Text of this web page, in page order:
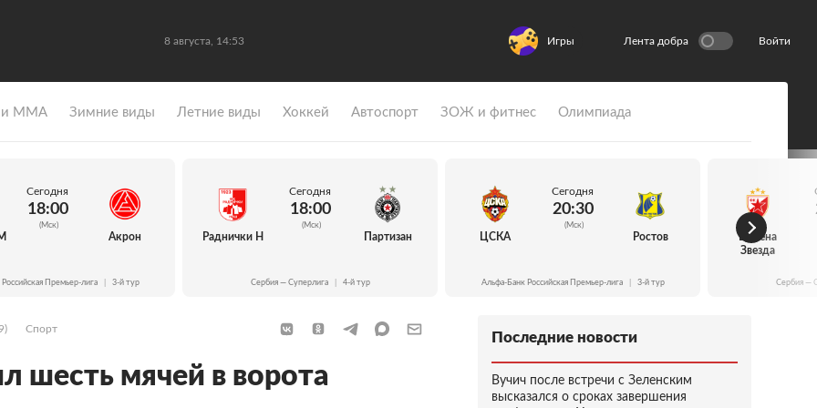
8 августа, 14:53 Игры Лента добра Войти
и ММА Зимние виды Летние виды Хоккей Автоспорт ЗОЖ и фитнес Олимпиада
Сегодня
18:00
(Мск)
Акрон
Премьер-лига 3-й тур
Раднички Н
Сегодня
18:00
(Мск)
Партизан
Сербия — Суперлига 4-й тур
ЦСКА
Сегодня
20:30
(Мск)
Ростов
Альфа-Банк Российская Премьер-лига 3-й тур
Црвена
Звезда
Сербия —
Спорт
шесть мячей в ворота
Последние новости
Вучич после встречи с Зеленским
высказался о сроках завершения